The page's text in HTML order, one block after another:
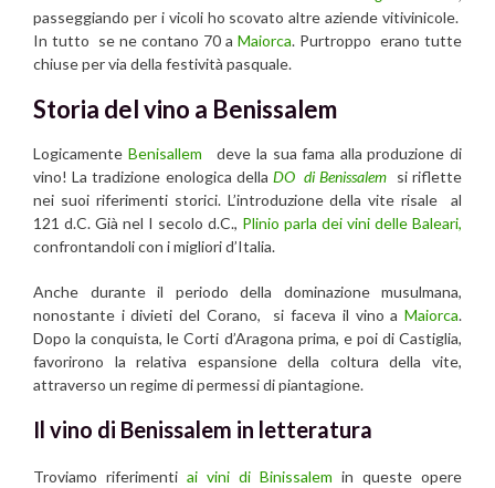
passeggiando per i vicoli ho scovato altre aziende vitivinicole.
In tutto se ne contano 70 a Maiorca. Purtroppo erano tutte
chiuse per via della festività pasquale.
Storia del vino a Benissalem
Logicamente Benisallem deve la sua fama alla produzione di
vino! La tradizione enologica della DO di Benissalem si riflette
nei suoi riferimenti storici. L’introduzione della vite risale al
121 d.C. Già nel I secolo d.C., Plinio parla dei vini delle Baleari,
confrontandoli con i migliori d’Italia.
Anche durante il periodo della dominazione musulmana,
nonostante i divieti del Corano, si faceva il vino a Maiorca.
Dopo la conquista, le Corti d’Aragona prima, e poi di Castiglia,
favorirono la relativa espansione della coltura della vite,
attraverso un regime di permessi di piantagione.
Il vino di Benissalem in letteratura
Troviamo riferimenti ai vini di Binissalem in queste opere